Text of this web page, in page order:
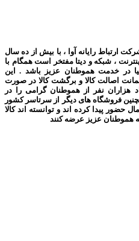
ارتباط رایانه آوا ، با بیش از ده سال
، شبکه و دیتا مفتخر است همگام با
در خدمت هموطنان عزیز باشد . این
اصالت کالا و برگشت کالا در صورت
هزاران نفر از هموطنان گرامی را در
فروشگاه های دیگر از سرتاسر کشور
پیدا کرده اند و توانسته اند کالا
هموطنان عزیز عرضه کنند